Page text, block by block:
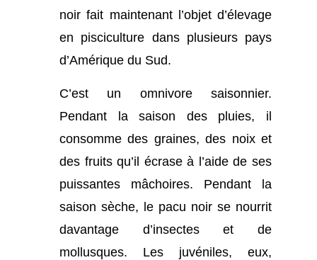
noir fait maintenant l’objet d’élevage
en pisciculture dans plusieurs pays
d’Amérique du Sud.
C’est un omnivore saisonnier.
Pendant la saison des pluies, il
consomme des graines, des noix et
des fruits qu’il écrase à l’aide de ses
puissantes mâchoires. Pendant la
saison sèche, le pacu noir se nourrit
davantage d’insectes et de
mollusques. Les juvéniles, eux,